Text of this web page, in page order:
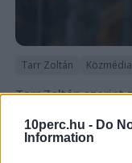
10perc.hu - Do
Information
Tarr Zoltán Közmédia
Tarr Zoltán szerint
választják majd ki.